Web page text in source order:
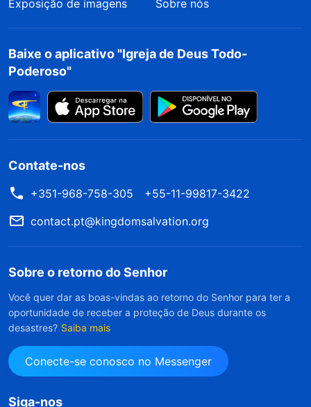
Exposição de imagens
Sobre nós
Baixe o aplicativo "Igreja de Deus Todo-
Poderoso"
Contate-nos
+351-968-758-305
+55-11-99817-3422
contact.pt@kingdomsalvation.org
Sobre o retorno do Senhor
Você quer dar as boas-vindas ao retorno do Senhor para ter a
oportunidade de receber a proteção de Deus durante os
desastres? Saiba mais
Conecte-se conosco no Messenger
Siga-nos